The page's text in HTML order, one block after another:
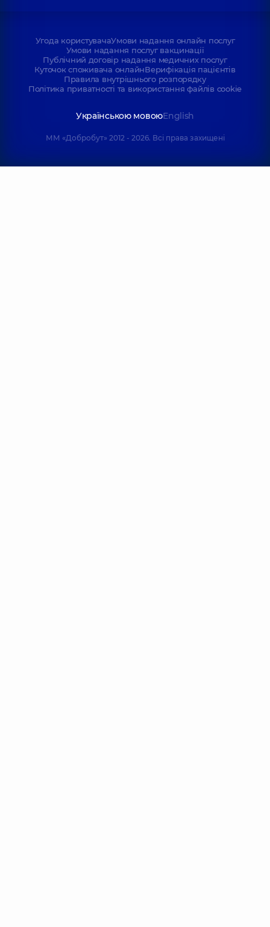
Угода користувачаУмови надання онлайн послуг
Умови надання послуг вакцинації
Публічний договір надання медичних послуг
Куточок споживача онлайнВерифікація пацієнтів
Правила внутрішнього розпорядку
Політика приватності та використання файлів cookie
Українською мовоюEnglish
ММ «Добробут» 2012 - 2026. Всі права захищені